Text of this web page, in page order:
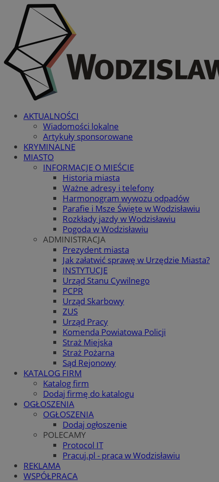
AKTUALNOŚCI
Wiadomości lokalne
Artykuły sponsorowane
KRYMINALNE
MIASTO
INFORMACJE O MIEŚCIE
Historia miasta
Ważne adresy i telefony
Harmonogram wywozu odpadów
Parafie i Msze Święte w Wodzisławiu
Rozkłady jazdy w Wodzisławiu
Pogoda w Wodzisławiu
ADMINISTRACJA
Prezydent miasta
Jak załatwić sprawę w Urzędzie Miasta?
INSTYTUCJE
Urząd Stanu Cywilnego
PCPR
Urząd Skarbowy
ZUS
Urząd Pracy
Komenda Powiatowa Policji
Straż Miejska
Straż Pożarna
Sąd Rejonowy
KATALOG FIRM
Katalog firm
Dodaj firmę do katalogu
OGŁOSZENIA
OGŁOSZENIA
Dodaj ogłoszenie
POLECAMY
Protocol IT
Pracuj.pl - praca w Wodzisławiu
REKLAMA
WSPÓŁPRACA